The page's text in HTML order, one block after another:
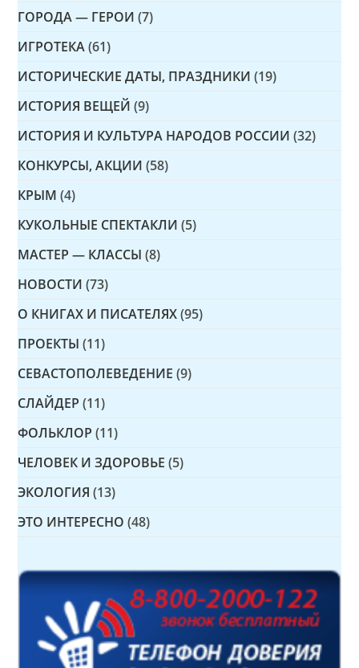
ГОРОДА — ГЕРОИ (7)
ИГРОТЕКА (61)
ИСТОРИЧЕСКИЕ ДАТЫ, ПРАЗДНИКИ (19)
ИСТОРИЯ ВЕЩЕЙ (9)
ИСТОРИЯ И КУЛЬТУРА НАРОДОВ РОССИИ (32)
КОНКУРСЫ, АКЦИИ (58)
КРЫМ (4)
КУКОЛЬНЫЕ СПЕКТАКЛИ (5)
МАСТЕР — КЛАССЫ (8)
НОВОСТИ (73)
О КНИГАХ И ПИСАТЕЛЯХ (95)
ПРОЕКТЫ (11)
СЕВАСТОПОЛЕВЕДЕНИЕ (9)
СЛАЙДЕР (11)
ФОЛЬКЛОР (11)
ЧЕЛОВЕК И ЗДОРОВЬЕ (5)
ЭКОЛОГИЯ (13)
ЭТО ИНТЕРЕСНО (48)